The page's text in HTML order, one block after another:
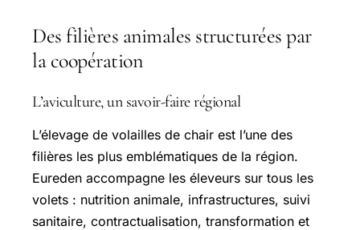
Des filières animales structurées par
la coopération
L’aviculture, un savoir-faire régional
L’élevage de volailles de chair est l’une des
filières les plus emblématiques de la région.
Eureden accompagne les éleveurs sur tous les
volets : nutrition animale, infrastructures, suivi
sanitaire, contractualisation, transformation et